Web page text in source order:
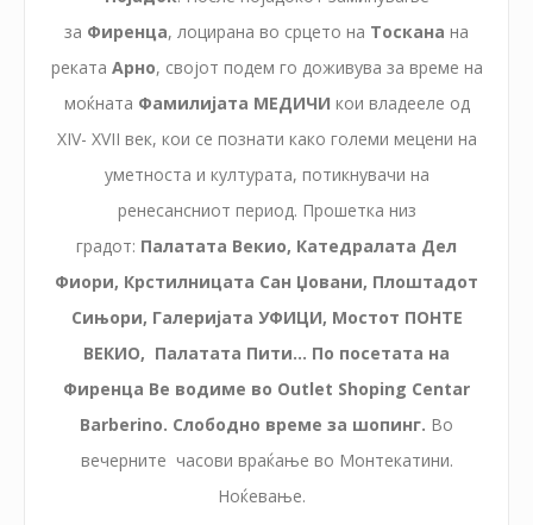
за Фиренца, лоцирана во срцето на Тоскана на
реката Арно, својот подем го доживува за време на
моќната Фамилијата МЕДИЧИ кои владееле од
XIV- XVII век, кои се познати како големи мецени на
уметноста и културата, потикнувачи на
ренесансниот период. Прошетка низ
градот: Палатата Векио, Катедралата Дел
Фиори, Крстилницата Сан Џовани, Плоштадот
Сињори, Галеријата УФИЦИ, Мостот ПОНТЕ
ВЕКИО, Палатата Пити... По посетата на
Фиренца Ве водиме во Outlet Shoping Centar
Barberino. Слободно време за шопинг. Во
вечерните часoви враќање во Монтекатини.
Ноќевање.